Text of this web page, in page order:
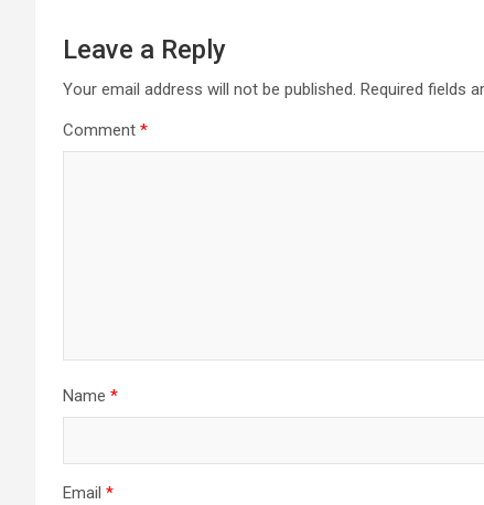
Leave a Reply
Your email address will not be published. Required fields
Comment *
Name *
Email *